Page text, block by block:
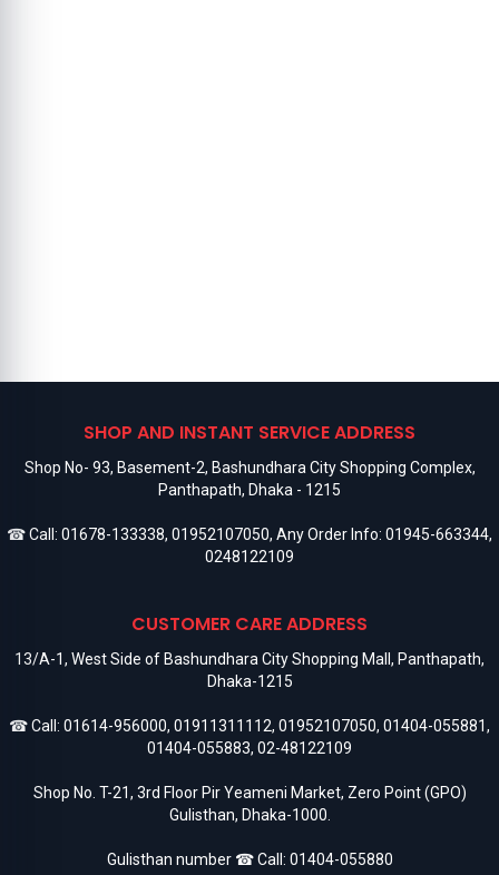
SHOP AND INSTANT SERVICE ADDRESS
Shop No- 93, Basement-2, Bashundhara City Shopping Complex,
Panthapath, Dhaka - 1215
☎ Call: 01678-133338, 01952107050, Any Order Info: 01945-663344,
0248122109
CUSTOMER CARE ADDRESS
13/A-1, West Side of Bashundhara City Shopping Mall, Panthapath,
Dhaka-1215
☎ Call: 01614-956000, 01911311112, 01952107050, 01404-055881,
01404-055883, 02-48122109
Shop No. T-21, 3rd Floor Pir Yeameni Market, Zero Point (GPO)
Gulisthan, Dhaka-1000.
Gulisthan number ☎ Call: 01404-055880